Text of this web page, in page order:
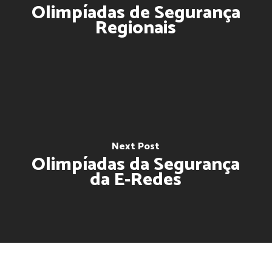
Olimpíadas de Segurança
Regionais
Next Post
Olimpíadas da Segurança
da E-Redes